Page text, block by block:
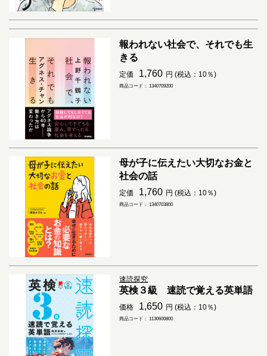
報われない社会で、それでも生
きる
定価 1,760 円 (税込：10％)
商品コード： 1340709200
母が子に伝えたい大切なお金と
社会の話
定価 1,760 円 (税込：10％)
商品コード： 1340703800
速読探究
英検３級 速読で覚える英単語
価格 1,650 円 (税込：10％)
商品コード： 1130600800